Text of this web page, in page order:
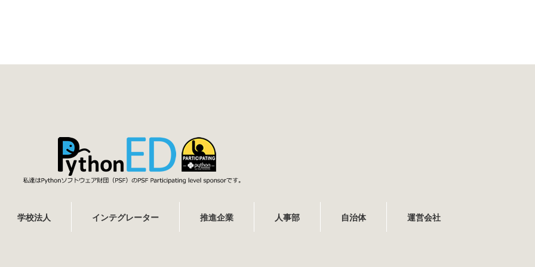
学校法人 インテグレーター 推進企業 人事部 自治体 運営会社